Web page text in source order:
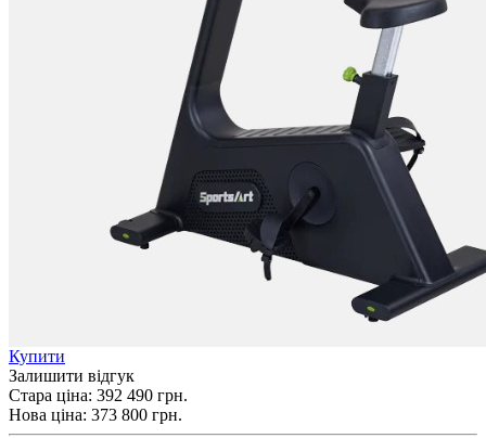
Купити
Залишити відгук
Стара ціна: 392 490 грн.
Нова ціна: 373 800 грн.